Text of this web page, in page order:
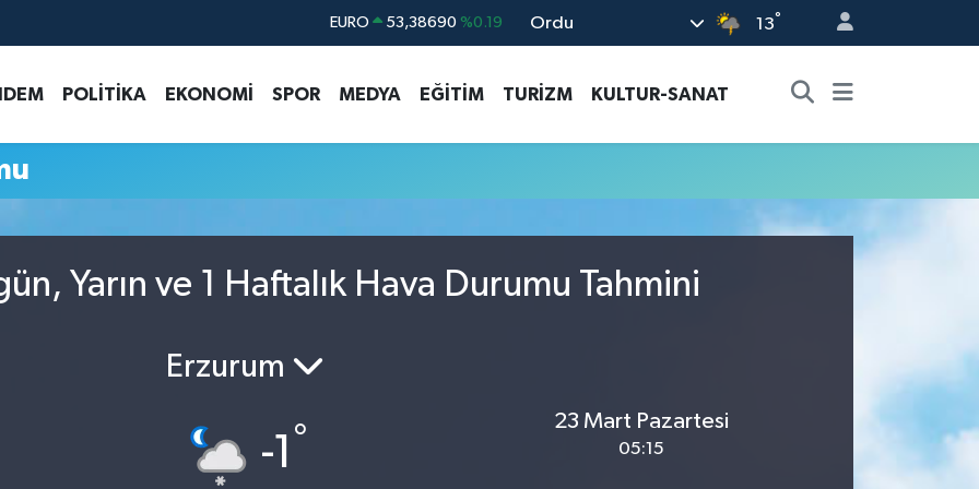
EURO 53,38690 %0.19
G.ALTIN 6862,09000 %0.19
BİST100 14.598,00 %0
Ordu 13°
POLİTİKA EKONOMİ SPOR MEDYA EĞİTİM TURİZM KULTUR-SANAT
Yarın ve 1 Haftalık Hava Durumu Tahmini
Erzurum
-1 °
23 Mart Pazartesi
05:15